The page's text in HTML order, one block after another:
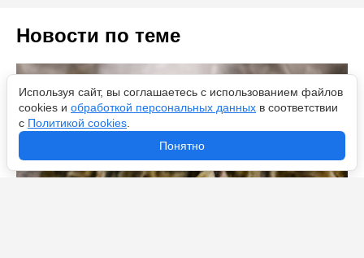
Новости по теме
Используя сайт, вы соглашаетесь с использованием файлов
cookies и обработкой персональных данных в соответствии
с Политикой cookies
Понятно